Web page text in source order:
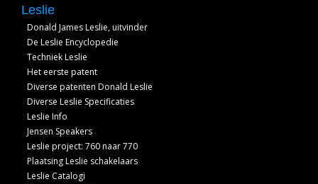
Leslie
Donald James Leslie, uitvinder
De Leslie Encyclopedie
Techniek Leslie
Het eerste patent
Diverse patenten Donald Leslie
Diverse Leslie Specificaties
Leslie Info
Jensen Speakers
Leslie project: 760 naar 770
Plaatsing Leslie schakelaars
Leslie Catalogi